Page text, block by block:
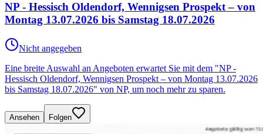
NP - Hessisch Oldendorf, Wennigsen Prospekt – von
Montag 13.07.2026 bis Samstag 18.07.2026
Nicht angegeben
Eine breite Auswahl an Angeboten erwartet Sie mit dem "NP -
Hessisch Oldendorf, Wennigsen Prospekt – von Montag 13.07.2026
bis Samstag 18.07.2026" von NP, um noch mehr zu sparen.
Ansehen Folgen